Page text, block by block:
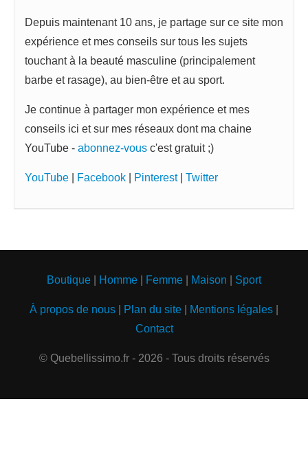
Depuis maintenant 10 ans, je partage sur ce site mon
expérience et mes conseils sur tous les sujets
touchant à la beauté masculine (principalement
barbe et rasage), au bien-être et au sport.
Je continue à partager mon expérience et mes
conseils ici et sur mes réseaux dont ma chaine
YouTube - abonnez-vous c'est gratuit ;)
YouTube Facebook Pinterest| Twitter
Boutique Homme Femme Maison Sport
À propos de nous Plan du site Mentions légales
Contact
© Quebellissimo.fr - 2026 - Tous droits réservés